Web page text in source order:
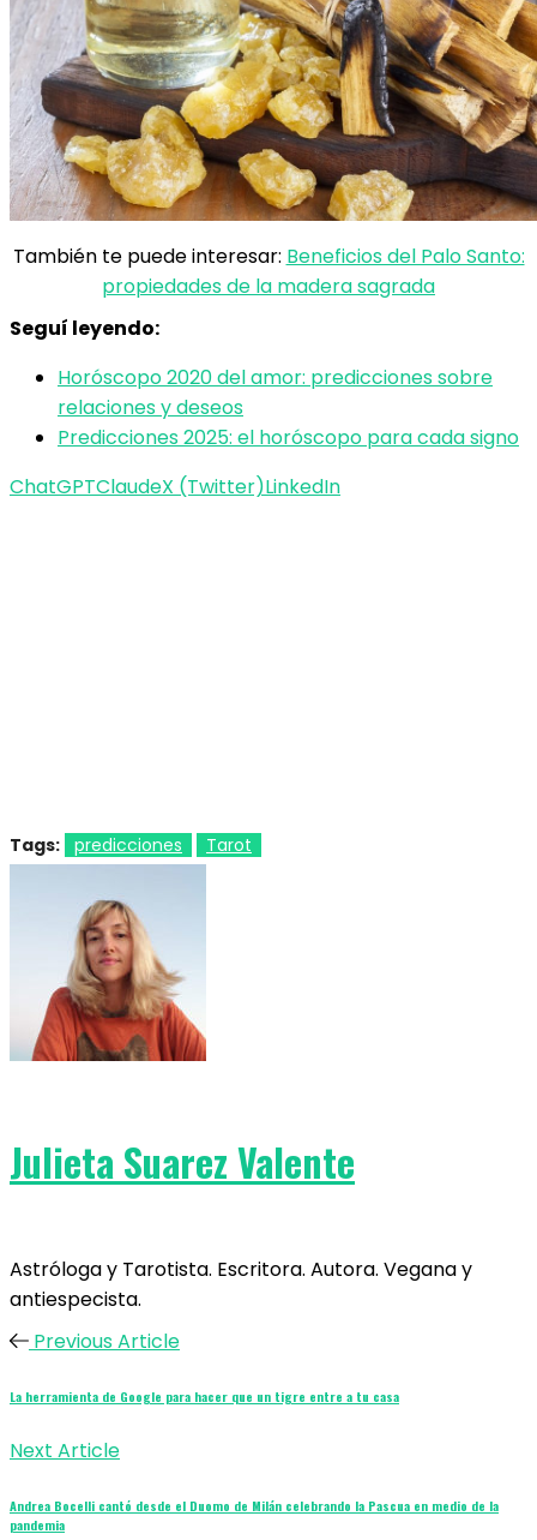
También te puede interesar: Beneficios del Palo Santo:
propiedades de la madera sagrada
Seguí leyendo:
Horóscopo 2020 del amor: predicciones sobre
relaciones y deseos
Predicciones 2025: el horóscopo para cada signo
ChatGPTClaudeX (Twitter)LinkedIn
Tags: predicciones Tarot
Julieta Suarez Valente
Astróloga y Tarotista. Escritora. Autora. Vegana y
antiespecista.
Previous Article
La herramienta de Google para hacer que un tigre entre a tu casa
Next Article
Andrea Bocelli cantó desde el Duomo de Milán celebrando la Pascua en medio de la
pandemia